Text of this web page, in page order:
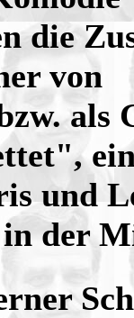
die
von
als
und
der